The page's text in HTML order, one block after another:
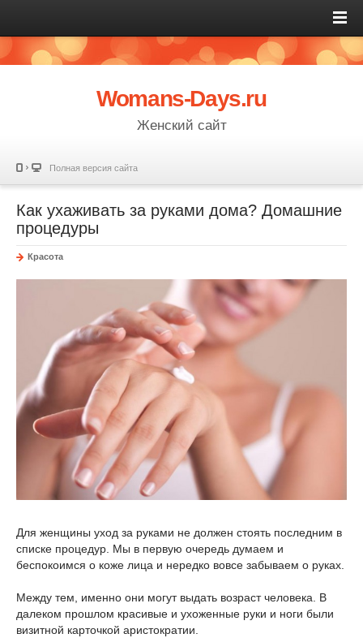
Womans-Days.ru
Женский сайт
Полная версия сайта
Как ухаживать за руками дома? Домашние
процедуры
Красота
Для женщины уход за руками не должен стоять последним в
списке процедур. Мы в первую очередь думаем и
беспокоимся о коже лица и нередко вовсе забываем о руках.
Между тем, именно они могут выдать возраст человека. В
далеком прошлом красивые и ухоженные руки и ноги были
визитной карточкой аристократии.